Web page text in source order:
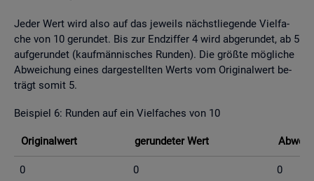
Jeder Wert wird also auf das je­weils nächst­lie­gen­de Viel­fa­
che von 10 ge­run­det. Bis zur End­zif­fer 4 wird ab­ge­run­det, ab 5
auf­ge­run­det (kauf­män­ni­sches Run­den). Die grö­ß­te mög­li­che
Ab­wei­chung eines dar­ge­stell­ten Werts vom Ori­gi­nal­wert be­
trägt somit 5.
Bei­spiel 6: Run­den auf ein Viel­fa­ches von 10
Ori­gi­nal­wert ge­run­de­ter Wert
0 0 0